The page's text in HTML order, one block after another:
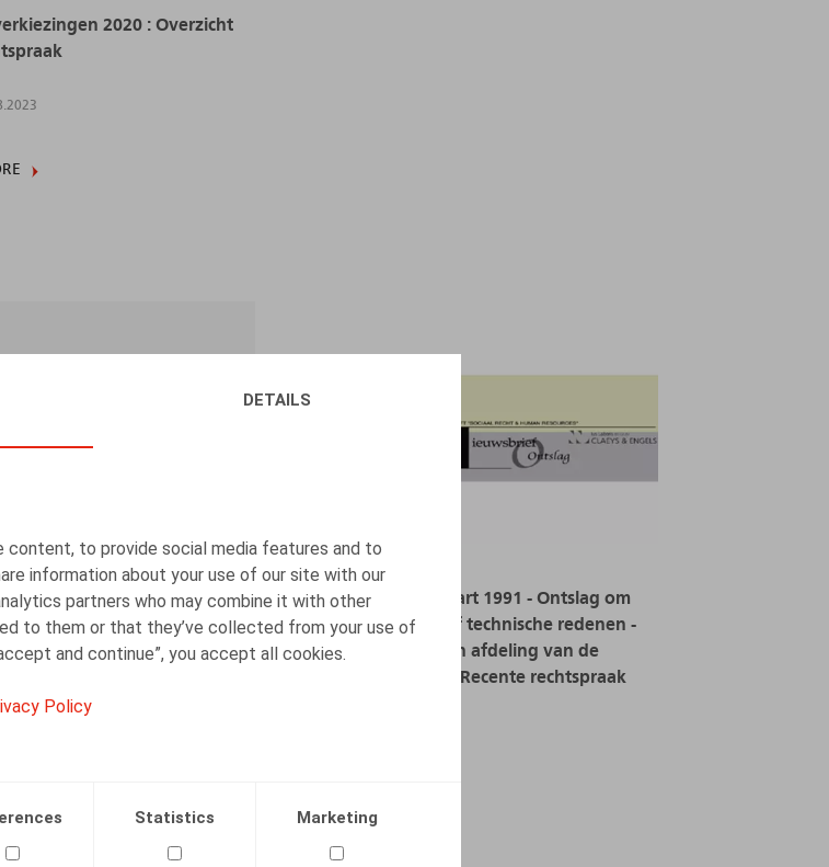
DETAILS
content, to provide social media features and to
information about your use of our site with our
partners who may combine it with other
to them or that they’ve collected from your use of
and continue”, you accept all cookies.
Policy
Statistics Marketing
2020 : Overzicht
mars 1991 - Licenciement
d’ordre économique ou
- Fermeture de division
Wet van 19 maart 1991 - Ontslag om
economische of technische redenen -
Sluiting van een afdeling van de
onderneming - Recente rechtspraak